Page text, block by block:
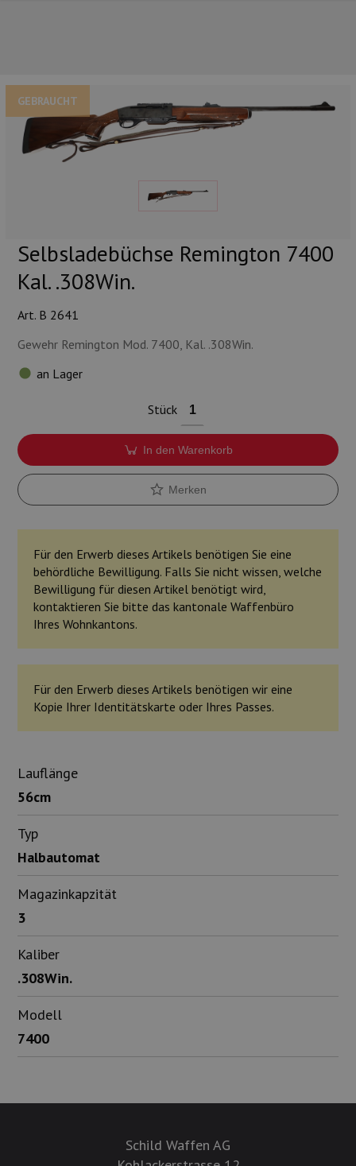
GEBRAUCHT
Selbsladebüchse Remington 7400
Kal. .308Win.
Art. B 2641
Gewehr Remington Mod. 7400, Kal. .308Win.
an Lager
Stück
In den Warenkorb
Merken
Für den Erwerb dieses Artikels benötigen Sie eine
behördliche Bewilligung. Falls Sie nicht wissen, welche
Bewilligung für diesen Artikel benötigt wird,
kontaktieren Sie bitte das kantonale Waffenbüro
Ihres Wohnkantons.
Für den Erwerb dieses Artikels benötigen wir eine
Kopie Ihrer Identitätskarte oder Ihres Passes.
Lauflänge
56cm
Typ
Halbautomat
Magazinkapzität
3
Kaliber
.308Win.
Modell
7400
Schild Waffen AG
UNSERE TOP-MARKEN
UNSERE TOP-KATEGORIEN
Munition
Lampen und Zubehör